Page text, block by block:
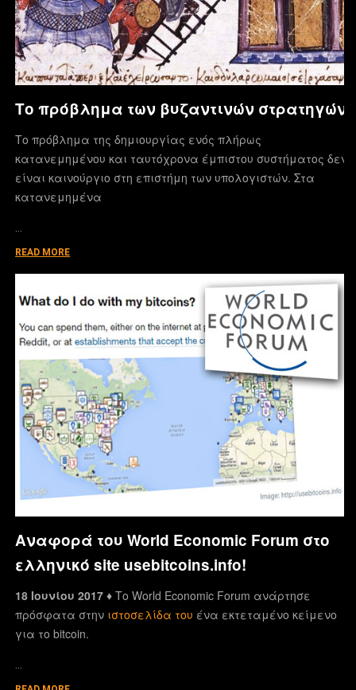
Το πρόβλημα των βυζαντινών στρατηγών
Το πρόβλημα της δημιουργίας ενός πλήρως
κατανεμημένου και ταυτόχρονα έμπιστου συστήματος δεν
είναι καινούργιο στη επιστήμη των υπολογιστών. Στα
κατανεμημένα
READ MORE
Αναφορά του World Economic Forum στο
ελληνικό site usebitcoins.info!
18 Ιουνίου 2017 ♦Το World Economic Forum ανάρτησε
πρόσφατα στην ιστοσελίδα του ένα εκτεταμένο κείμενο
για το bitcoin.